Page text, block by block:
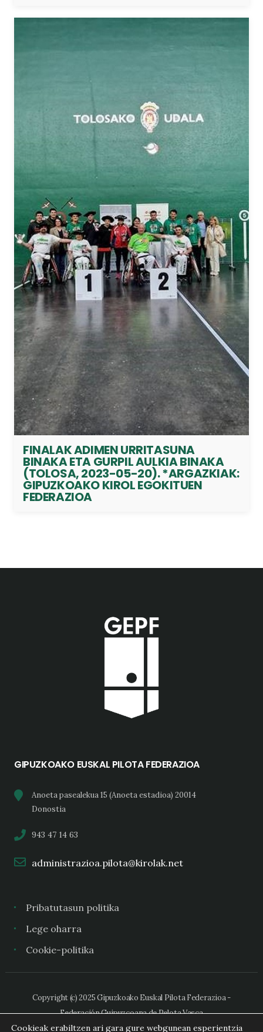
FINALAK ADIMEN URRITASUNA
BINAKA ETA GURPIL AULKIA BINAKA
(TOLOSA, 2023-05-20). *ARGAZKIAK:
GIPUZKOAKO KIROL EGOKITUEN
FEDERAZIOA
GIPUZKOAKO EUSKAL PILOTA FEDERAZIOA
Anoeta pasealekua 15 (Anoeta estadioa) 20014
Donostia
943 47 14 63
administrazioa.pilota@kirolak.net
Pribatutasun politika
Lege oharra
Cookie-politika
Copyright (c) 2025 Gipuzkoako Euskal Pilota Federazioa -
Federación Guipuzcoana de Pelota Vasca
Cookieak erabiltzen ari gara gure webgunean esperientzia